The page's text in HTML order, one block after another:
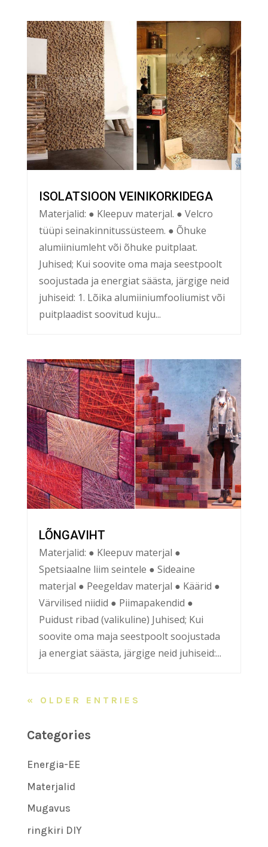
ISOLATSIOON VEINIKORKIDEGA
Materjalid: ● Kleepuv materjal. ● Velcro
tüüpi seinakinnitussüsteem. ● Õhuke
alumiiniumleht või õhuke puitplaat.
Juhised; Kui soovite oma maja seestpoolt
soojustada ja energiat säästa, järgige neid
juhiseid: 1. Lõika alumiiniumfooliumist või
puitplaadist soovitud kuju...
LÕNGAVIHT
Materjalid: ● Kleepuv materjal ●
Spetsiaalne liim seintele ● Sideaine
materjal ● Peegeldav materjal ● Käärid ●
Värvilised niidid ● Piimapakendid ●
Puidust ribad (valikuline) Juhised; Kui
soovite oma maja seestpoolt soojustada
ja energiat säästa, järgige neid juhiseid:...
« OLDER ENTRIES
Categories
Energia-EE
Materjalid
Mugavus
ringkiri DIY